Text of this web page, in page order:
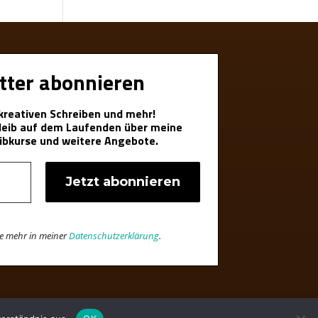
abonnieren
Schreiben und mehr!
auf dem Laufenden über meine
und weitere Angebote.
mehr in meinerDatenschutzerklärung.